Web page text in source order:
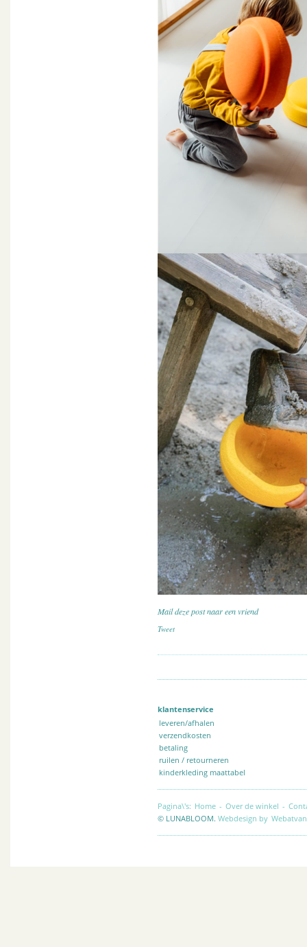
Mail deze post naar een vriend
Tweet
klantenservice
leveren/afhalen
verzendkosten
betaling
ruilen / retourneren
kinderkleding maattabel
Pagina\'s: Home - Over de winkel -
© LUNABLOOM. Webdesign by